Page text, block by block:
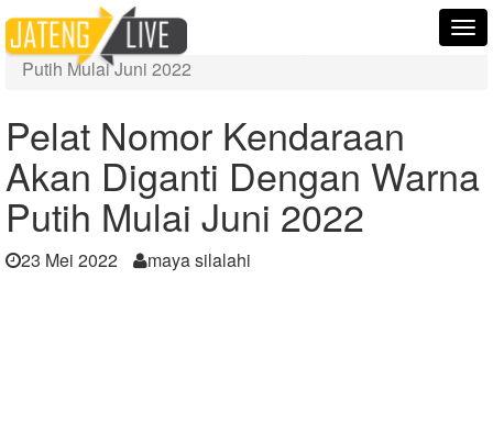
Home
Berita
Pelat Nomor Kendaraan Akan Diganti Dengan Warna
Putih Mulai Juni 2022
Pelat Nomor Kendaraan
Akan Diganti Dengan Warna
Putih Mulai Juni 2022
23 Mei 2022 maya silalahi